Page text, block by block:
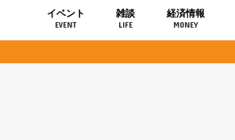
イベント
EVENT
雑談
LIFE
経済情報
MONEY